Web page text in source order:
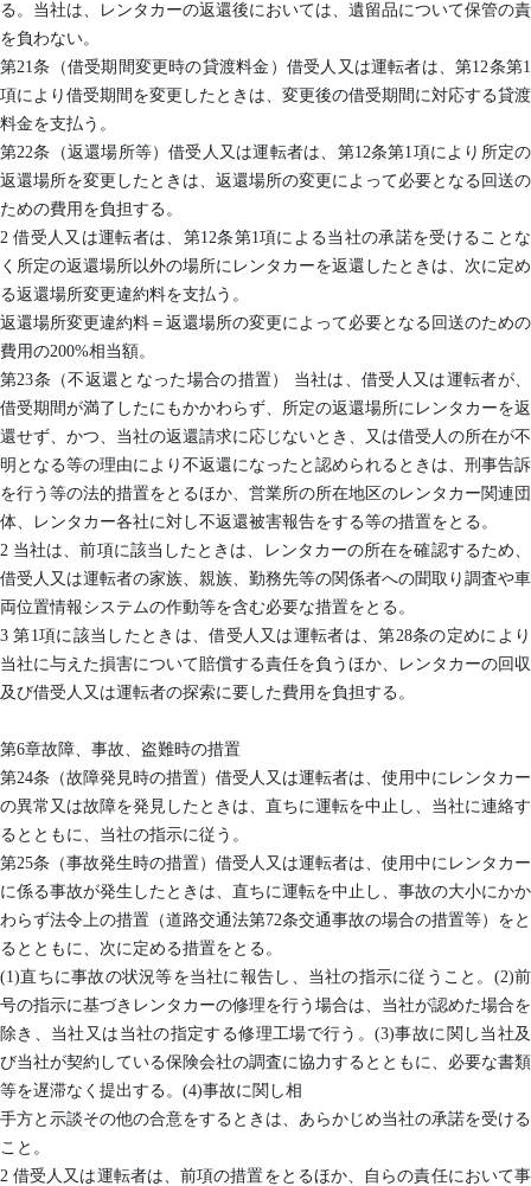
る。当社は、レンタカーの返還後においては、遺留品について保管の責
を負わない。
第21条（借受期間変更時の貸渡料金）借受人又は運転者は、第12条第1
項により借受期間を変更したときは、変更後の借受期間に対応する貸渡
料金を支払う。
第22条（返還場所等）借受人又は運転者は、第12条第1項により所定の
返還場所を変更したときは、返還場所の変更によって必要となる回送の
ための費用を負担する。
2 借受人又は運転者は、第12条第1項による当社の承諾を受けることな
く所定の返還場所以外の場所にレンタカーを返還したときは、次に定め
る返還場所変更違約料を支払う。
返還場所変更違約料＝返還場所の変更によって必要となる回送のための
費用の200%相当額。
第23条（不返還となった場合の措置） 当社は、借受人又は運転者が、
借受期間が満了したにもかかわらず、所定の返還場所にレンタカーを返
還せず、かつ、当社の返還請求に応じないとき、又は借受人の所在が不
明となる等の理由により不返還になったと認められるときは、刑事告訴
を行う等の法的措置をとるほか、営業所の所在地区のレンタカー関連団
体、レンタカー各社に対し不返還被害報告をする等の措置をとる。
2 当社は、前項に該当したときは、レンタカーの所在を確認するため、
借受人又は運転者の家族、親族、勤務先等の関係者への聞取り調査や車
両位置情報システムの作動等を含む必要な措置をとる。
3 第1項に該当したときは、借受人又は運転者は、第28条の定めにより
当社に与えた損害について賠償する責任を負うほか、レンタカーの回収
及び借受人又は運転者の探索に要した費用を負担する。
第6章故障、事故、盗難時の措置
第24条（故障発見時の措置）借受人又は運転者は、使用中にレンタカー
の異常又は故障を発見したときは、直ちに運転を中止し、当社に連絡す
るとともに、当社の指示に従う。
第25条（事故発生時の措置）借受人又は運転者は、使用中にレンタカー
に係る事故が発生したときは、直ちに運転を中止し、事故の大小にかか
わらず法令上の措置（道路交通法第72条交通事故の場合の措置等）をと
るとともに、次に定める措置をとる。
(1)直ちに事故の状況等を当社に報告し、当社の指示に従うこと。(2)前
号の指示に基づきレンタカーの修理を行う場合は、当社が認めた場合を
除き、当社又は当社の指定する修理工場で行う。(3)事故に関し当社及
び当社が契約している保険会社の調査に協力するとともに、必要な書類
等を遅滞なく提出する。(4)事故に関し相
手方と示談その他の合意をするときは、あらかじめ当社の承諾を受ける
こと。
2 借受人又は運転者は、前項の措置をとるほか、自らの責任において事